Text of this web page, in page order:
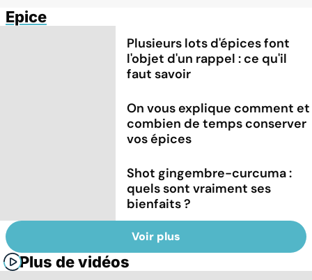
Epice
Plusieurs lots d'épices font
l'objet d'un rappel : ce qu'il
faut savoir
On vous explique comment et
combien de temps conserver
vos épices
Shot gingembre-curcuma :
quels sont vraiment ses
bienfaits ?
Voir plus
Plus de vidéos